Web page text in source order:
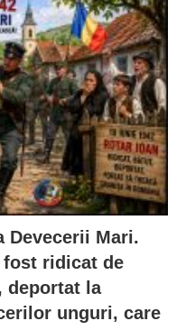
Devecerii Mari.
fost ridicat de
deportat la
unguri, care